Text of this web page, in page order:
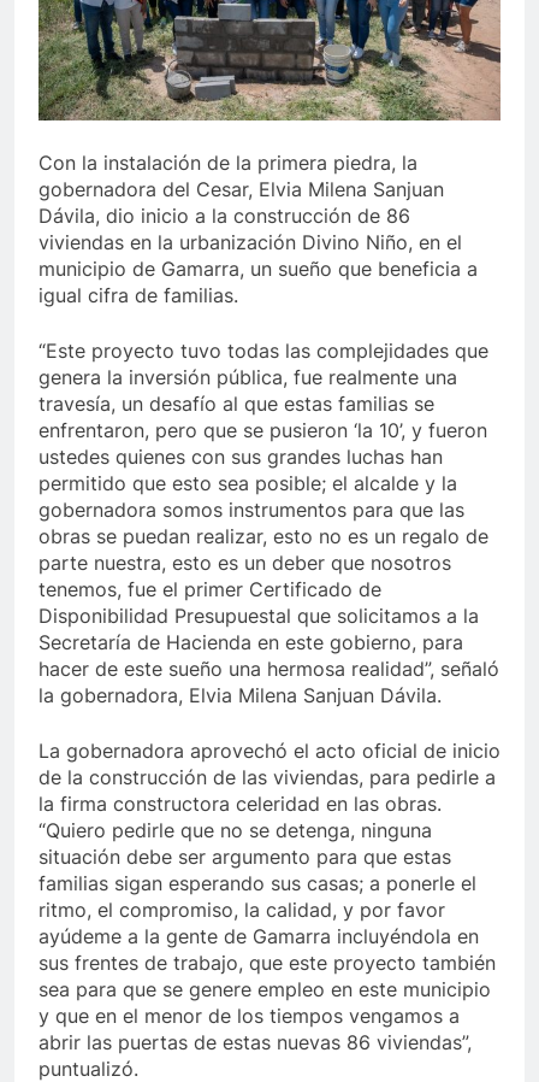
de Berosca y Jesús Vides Con éxito se
3 Años Ago
docente que abusó sexualmente de niña de 13 años
Con la instalación de la primera piedra, la
gobernadora del Cesar, Elvia Milena Sanjuan
Dávila, dio inicio a la construcción de 86
viviendas en la urbanización Divino Niño, en el
municipio de Gamarra, un sueño que beneficia a
igual cifra de familias.
“Este proyecto tuvo todas las complejidades que
genera la inversión pública, fue realmente una
travesía, un desafío al que estas familias se
enfrentaron, pero que se pusieron ‘la 10’, y fueron
ustedes quienes con sus grandes luchas han
permitido que esto sea posible; el alcalde y la
gobernadora somos instrumentos para que las
obras se puedan realizar, esto no es un regalo de
parte nuestra, esto es un deber que nosotros
tenemos, fue el primer Certificado de
Disponibilidad Presupuestal que solicitamos a la
Secretaría de Hacienda en este gobierno, para
hacer de este sueño una hermosa realidad”, señaló
la gobernadora, Elvia Milena Sanjuan Dávila.
La gobernadora aprovechó el acto oficial de inicio
de la construcción de las viviendas, para pedirle a
la firma constructora celeridad en las obras.
“Quiero pedirle que no se detenga, ninguna
situación debe ser argumento para que estas
familias sigan esperando sus casas; a ponerle el
ritmo, el compromiso, la calidad, y por favor
ayúdeme a la gente de Gamarra incluyéndola en
sus frentes de trabajo, que este proyecto también
sea para que se genere empleo en este municipio
y que en el menor de los tiempos vengamos a
abrir las puertas de estas nuevas 86 viviendas”,
puntualizó.